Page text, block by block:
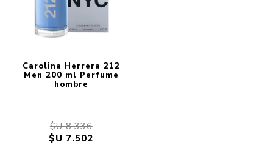
Carolina Herrera 212
Men 200 ml Perfume
hombre
$U 8.336
$U 7.502